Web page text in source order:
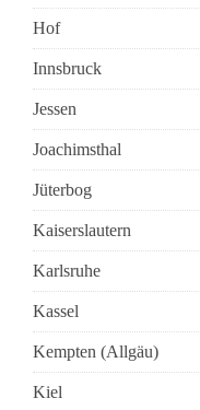
Hof
Innsbruck
Jessen
Joachimsthal
Jüterbog
Kaiserslautern
Karlsruhe
Kassel
Kempten (Allgäu)
Kiel